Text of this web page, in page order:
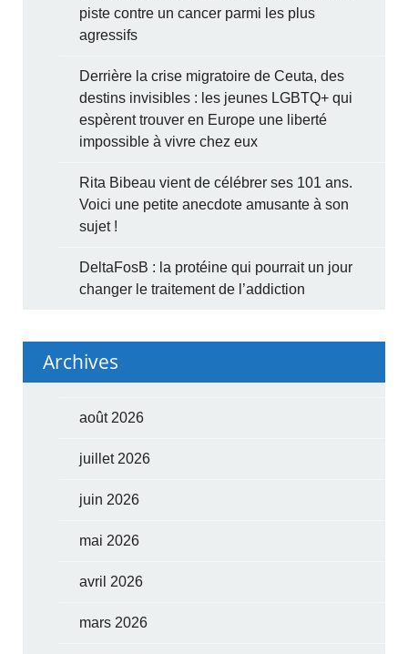
piste contre un cancer parmi les plus
agressifs
Derrière la crise migratoire de Ceuta, des
destins invisibles : les jeunes LGBTQ+ qui
espèrent trouver en Europe une liberté
impossible à vivre chez eux
Rita Bibeau vient de célébrer ses 101 ans.
Voici une petite anecdote amusante à son
sujet !
DeltaFosB : la protéine qui pourrait un jour
changer le traitement de l’addiction
Archives
août 2026
juillet 2026
juin 2026
mai 2026
avril 2026
mars 2026